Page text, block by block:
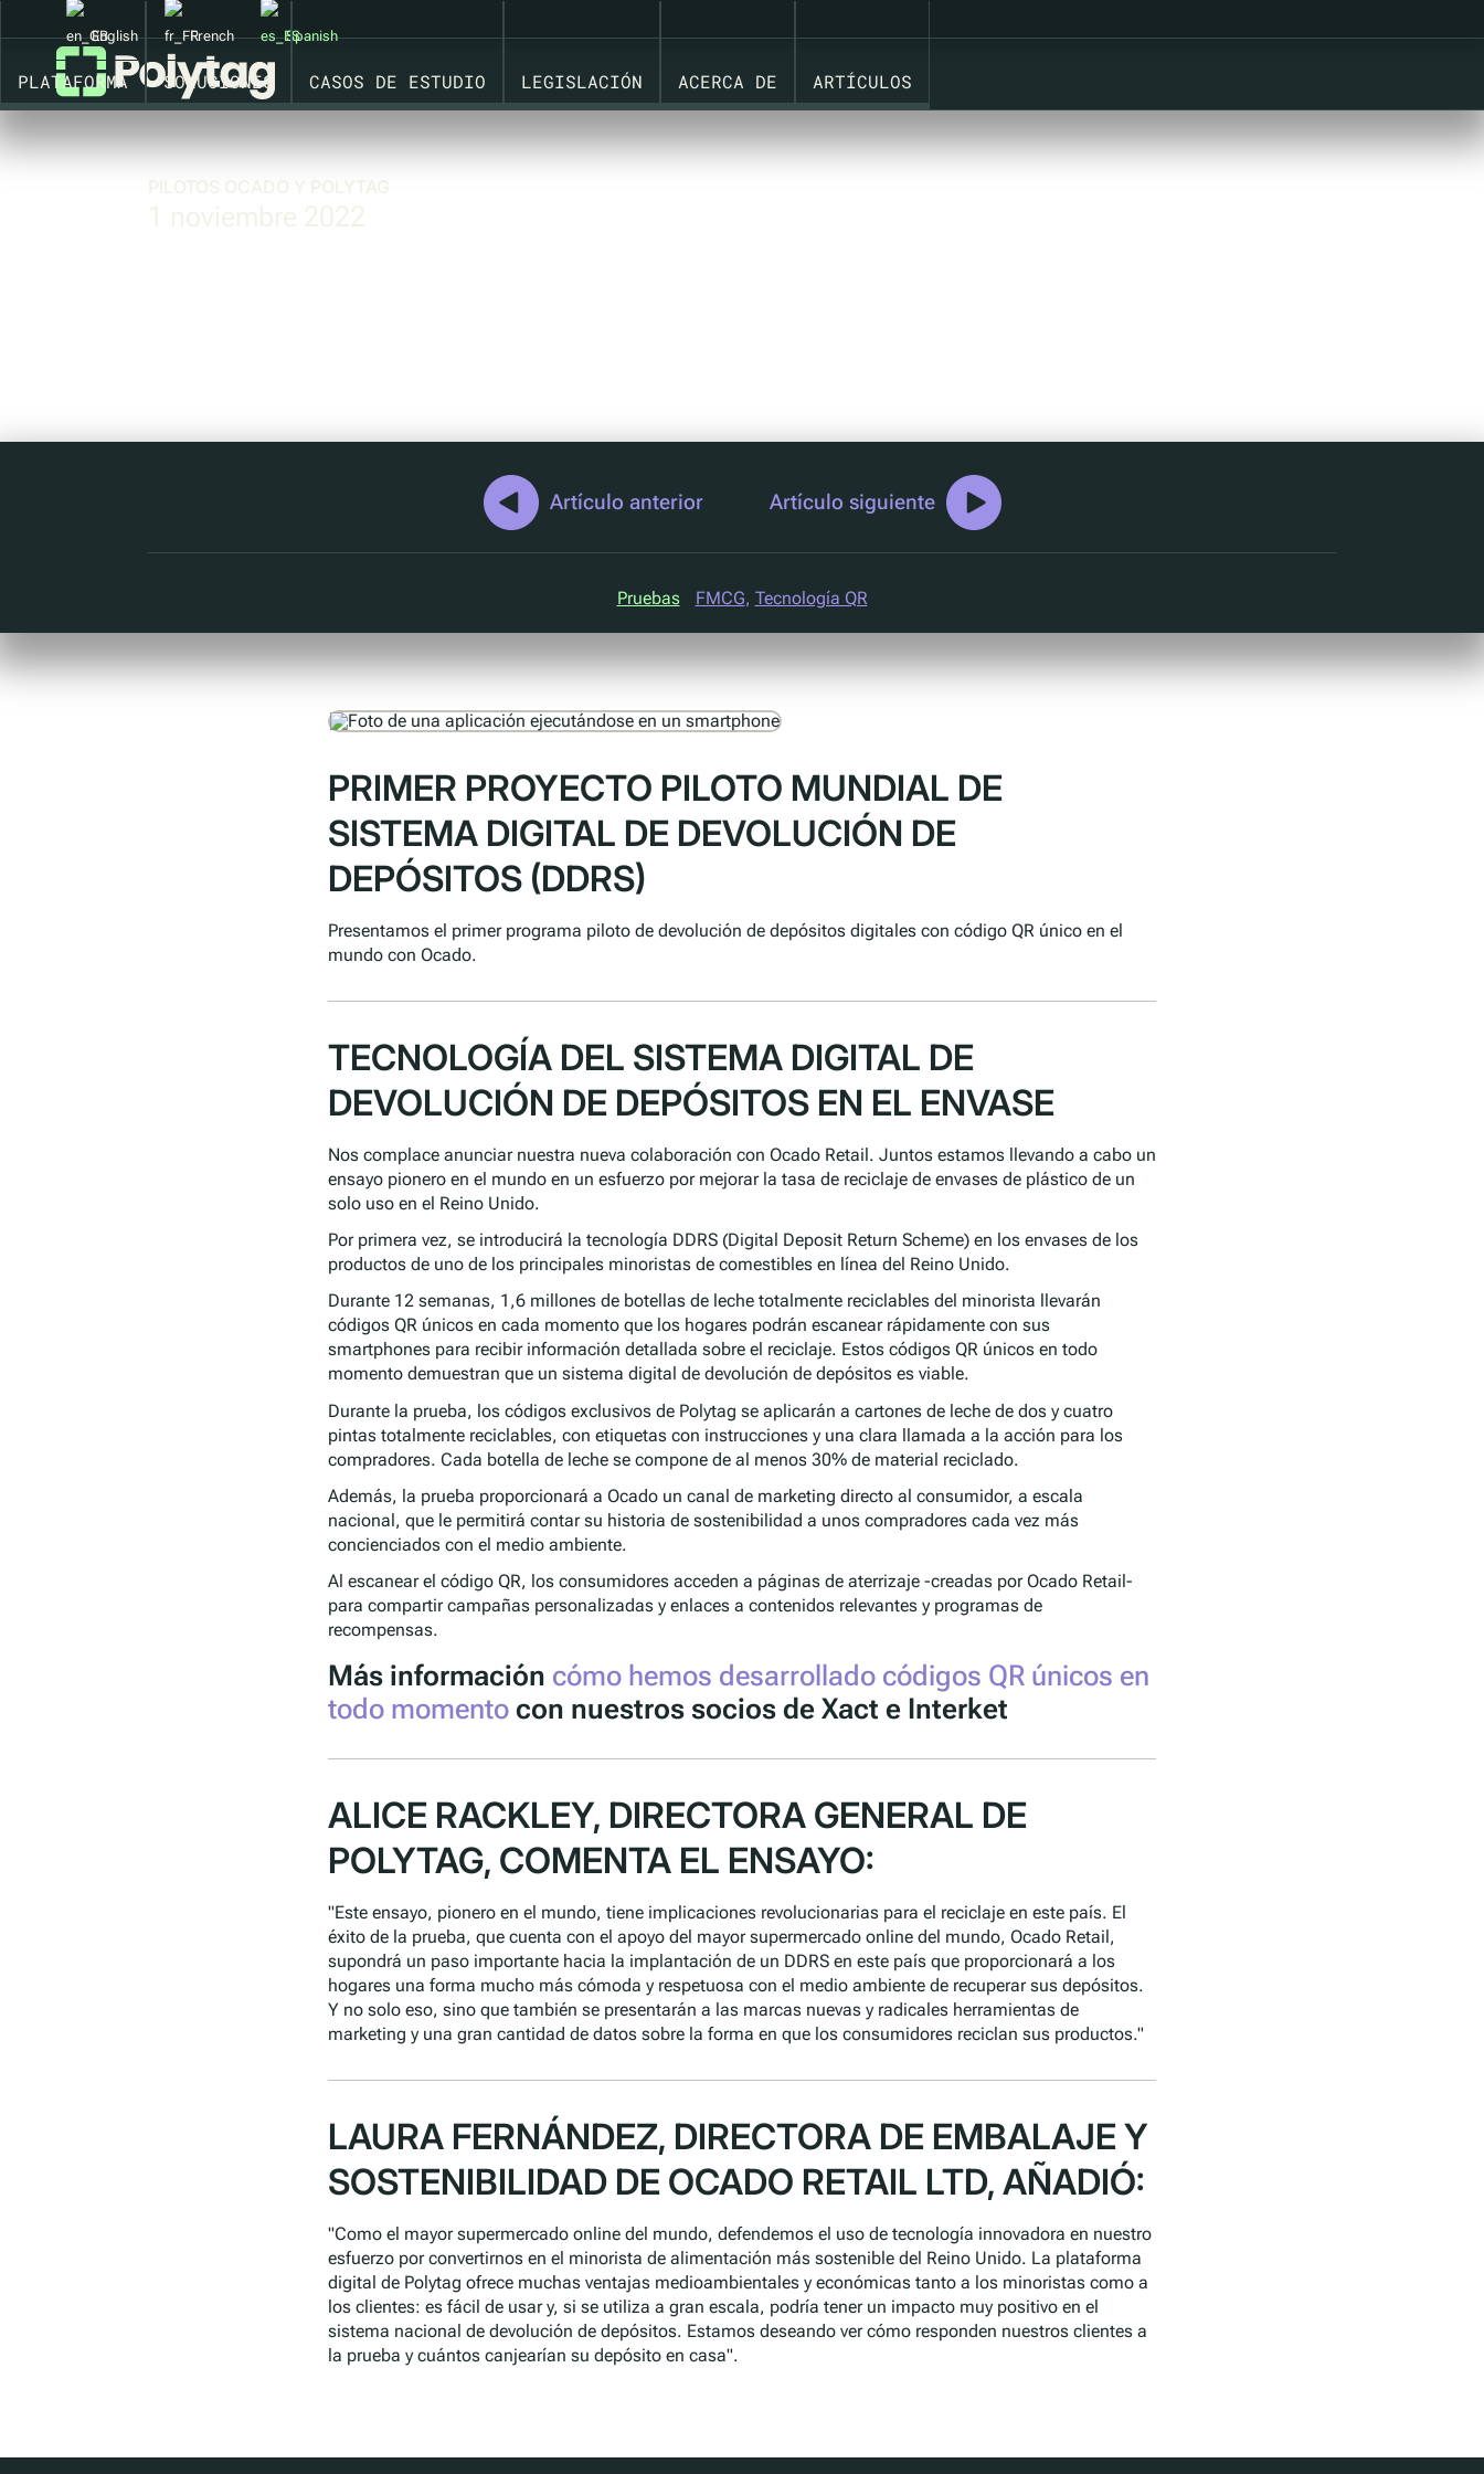
PLATAFORMA SOLUCIONES CASOS DE ESTUDIO LEGISLACIÓN ACERCA DE ARTÍCULOS
English French Spanish
PILOTOS OCADO Y POLYTAG
Artículo anterior Artículo siguiente
Pruebas FMCG, Tecnología QR
PRIMER PROYECTO PILOTO MUNDIAL DE
SISTEMA DIGITAL DE DEVOLUCIÓN DE
DEPÓSITOS (DDRS)
Presentamos el primer programa piloto de devolución de depósitos digitales con código QR único en el
mundo con Ocado.
TECNOLOGÍA DEL SISTEMA DIGITAL DE
DEVOLUCIÓN DE DEPÓSITOS EN EL ENVASE
Nos complace anunciar nuestra nueva colaboración con Ocado Retail. Juntos estamos llevando a cabo un
ensayo pionero en el mundo en un esfuerzo por mejorar la tasa de reciclaje de envases de plástico de un
solo uso en el Reino Unido.
Por primera vez, se introducirá la tecnología DDRS (Digital Deposit Return Scheme) en los envases de los
productos de uno de los principales minoristas de comestibles en línea del Reino Unido.
Durante 12 semanas, 1,6 millones de botellas de leche totalmente reciclables del minorista llevarán
códigos QR únicos en cada momento que los hogares podrán escanear rápidamente con sus
smartphones para recibir información detallada sobre el reciclaje. Estos códigos QR únicos en todo
momento demuestran que un sistema digital de devolución de depósitos es viable.
Durante la prueba, los códigos exclusivos de Polytag se aplicarán a cartones de leche de dos y cuatro
pintas totalmente reciclables, con etiquetas con instrucciones y una clara llamada a la acción para los
compradores. Cada botella de leche se compone de al menos 30% de material reciclado.
Además, la prueba proporcionará a Ocado un canal de marketing directo al consumidor, a escala
nacional, que le permitirá contar su historia de sostenibilidad a unos compradores cada vez más
concienciados con el medio ambiente.
Al escanear el código QR, los consumidores acceden a páginas de aterrizaje -creadas por Ocado Retail-
para compartir campañas personalizadas y enlaces a contenidos relevantes y programas de
recompensas.
Más información cómo hemos desarrollado códigos QR únicos en
todo momento con nuestros socios de Xact e Interket
ALICE RACKLEY, DIRECTORA GENERAL DE
POLYTAG, COMENTA EL ENSAYO:
"Este ensayo, pionero en el mundo, tiene implicaciones revolucionarias para el reciclaje en este país. El
éxito de la prueba, que cuenta con el apoyo del mayor supermercado online del mundo, Ocado Retail,
supondrá un paso importante hacia la implantación de un DDRS en este país que proporcionará a los
hogares una forma mucho más cómoda y respetuosa con el medio ambiente de recuperar sus depósitos.
Y no solo eso, sino que también se presentarán a las marcas nuevas y radicales herramientas de
marketing y una gran cantidad de datos sobre la forma en que los consumidores reciclan sus productos."
LAURA FERNÁNDEZ, DIRECTORA DE EMBALAJE Y
SOSTENIBILIDAD DE OCADO RETAIL LTD, AÑADIÓ:
"Como el mayor supermercado online del mundo, defendemos el uso de tecnología innovadora en nuestro
esfuerzo por convertirnos en el minorista de alimentación más sostenible del Reino Unido. La plataforma
digital de Polytag ofrece muchas ventajas medioambientales y económicas tanto a los minoristas como a
los clientes: es fácil de usar y, si se utiliza a gran escala, podría tener un impacto muy positivo en el
sistema nacional de devolución de depósitos. Estamos deseando ver cómo responden nuestros clientes a
la prueba y cuántos canjearían su depósito en casa".